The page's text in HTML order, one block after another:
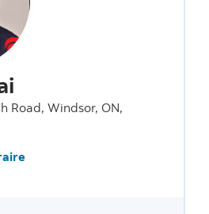
Road, Windsor, ON,